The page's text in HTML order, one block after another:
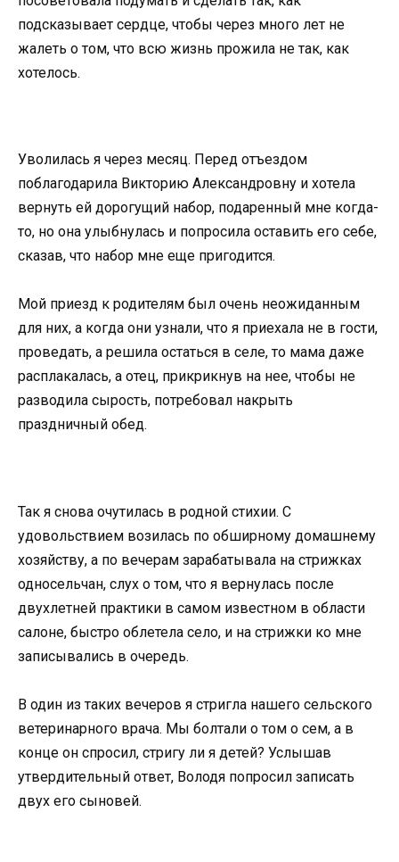
подсказывает сердце, чтобы через много лет не
жалеть о том, что всю жизнь прожила не так, как
хотелось.
Уволилась я через месяц. Перед отъездом
поблагодарила Викторию Александровну и хотела
вернуть ей дорогущий набор, подаренный мне когда-
то, но она улыбнулась и попросила оставить его себе,
сказав, что набор мне еще пригодится.
Мой приезд к родителям был очень неожиданным
для них, а когда они узнали, что я приехала не в гости,
проведать, а решила остаться в селе, то мама даже
расплакалась, а отец, прикрикнув на нее, чтобы не
разводила сырость, потребовал накрыть
праздничный обед.
Так я снова очутилась в родной стихии. С
удовольствием возилась по обширному домашнему
хозяйству, а по вечерам зарабатывала на стрижках
односельчан, слух о том, что я вернулась после
двухлетней практики в самом известном в области
салоне, быстро облетела село, и на стрижки ко мне
записывались в очередь.
В один из таких вечеров я стригла нашего сельского
ветеринарного врача. Мы болтали о том о сем, а в
конце он спросил, стригу ли я детей? Услышав
утвердительный ответ, Володя попросил записать
двух его сыновей.